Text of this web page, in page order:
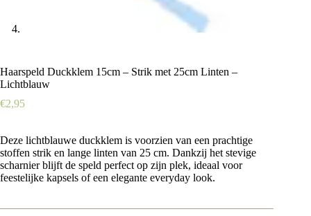
Haarspeld Duckklem 15cm – Strik met 25cm Linten –
Lichtblauw
€2,95
Deze lichtblauwe duckklem is voorzien van een prachtige
stoffen strik en lange linten van 25 cm. Dankzij het stevige
scharnier blijft de speld perfect op zijn plek, ideaal voor
feestelijke kapsels of een elegante everyday look.